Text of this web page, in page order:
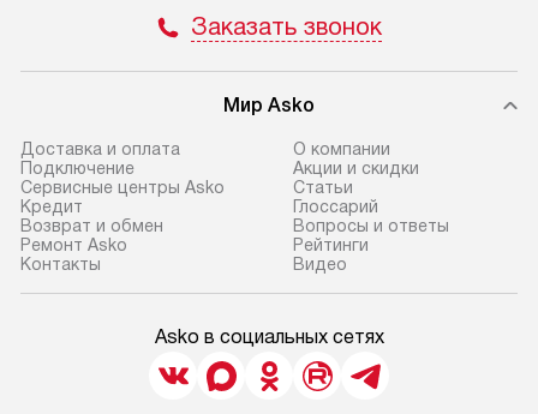
Заказать звонок
Мир Asko
Доставка и оплата
Подключение
Сервисные центры Asko
Кредит
Возврат и обмен
Ремонт Asko
Контакты
О компании
Акции и скидки
Статьи
Глоссарий
Вопросы и ответы
Рейтинги
Видео
Asko в социальных сетях